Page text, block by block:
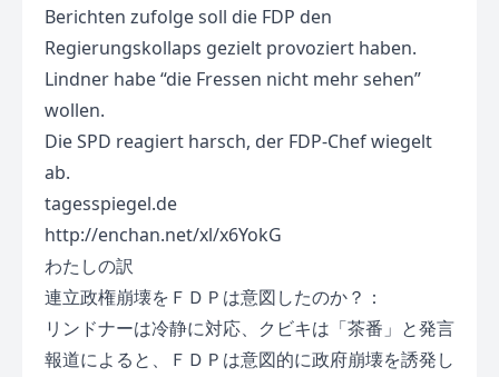
Berichten zufolge soll die FDP den
Regierungskollaps gezielt provoziert haben.
Lindner habe “die Fressen nicht mehr sehen”
wollen.
Die SPD reagiert harsch, der FDP-Chef wiegelt
ab.
tagesspiegel.de
http://enchan.net/xl/x6YokG
わたしの訳
連立政権崩壊をＦＤＰは意図したのか？：
リンドナーは冷静に対応、クビキは「茶番」と発言
報道によると、ＦＤＰは意図的に政府崩壊を誘発し